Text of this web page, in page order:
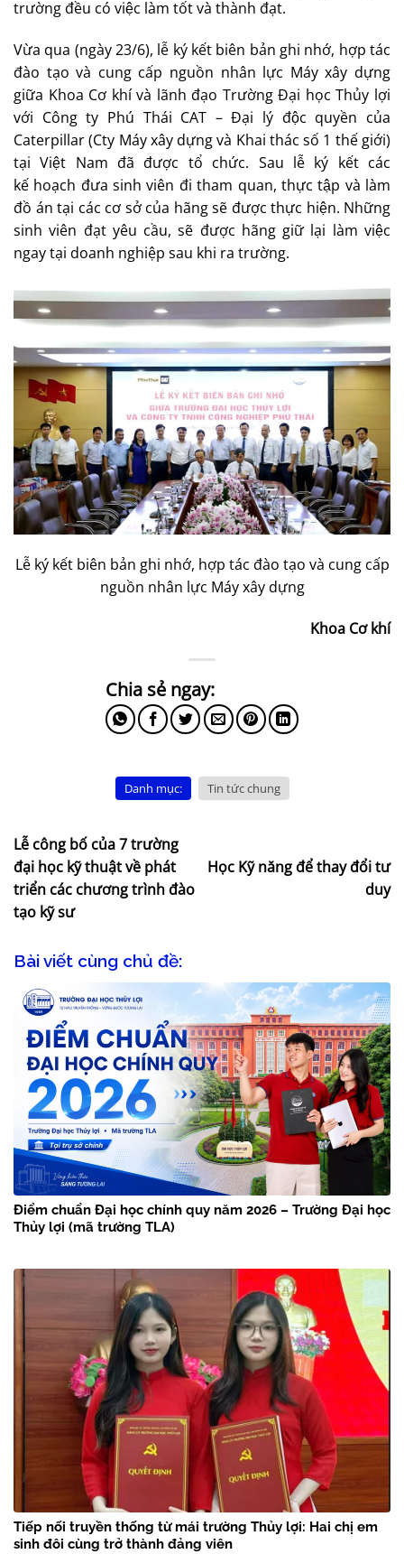
trường đều có việc làm tốt và thành đạt.
Vừa qua (ngày 23/6), lễ ký kết biên bản ghi nhớ, hợp tác
đào tạo và cung cấp nguồn nhân lực Máy xây dựng
giữa Khoa Cơ khí và lãnh đạo Trường Đại học Thủy lợi
với Công ty Phú Thái CAT – Đại lý độc quyền của
Caterpillar (Cty Máy xây dựng và Khai thác số 1 thế giới)
tại Việt Nam đã được tổ chức. Sau lễ ký kết các
kế hoạch đưa sinh viên đi tham quan, thực tập và làm
đồ án tại các cơ sở của hãng sẽ được thực hiện. Những
sinh viên đạt yêu cầu, sẽ được hãng giữ lại làm việc
ngay tại doanh nghiệp sau khi ra trường.
Lễ ký kết biên bản ghi nhớ, hợp tác đào tạo và cung cấp
nguồn nhân lực Máy xây dựng
Khoa Cơ khí
Danh mục: Tin tức chung
Lễ công bố của 7 trường
đại học kỹ thuật về phát
triển các chương trình đào
tạo kỹ sư
Học Kỹ năng để thay đổi tư
duy
Bài viết cùng chủ đề:
Điểm chuẩn Đại học chính quy năm 2026 – Trường Đại học
Thủy lợi (mã trường TLA)
Tiếp nối truyền thống từ mái trường Thủy lợi: Hai chị em
sinh đôi cùng trở thành đảng viên